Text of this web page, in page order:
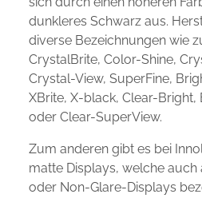
dunkleres Schwarz aus.
diverse Bezeichnungen wie
CrystalBrite, Color-Shine,
Crystal-View, SuperFine,
XBrite, X-black, Clear-
oder Clear-SuperView.
Zum anderen gibt es bei
matte Displays, welche
oder Non-Glare-Displays